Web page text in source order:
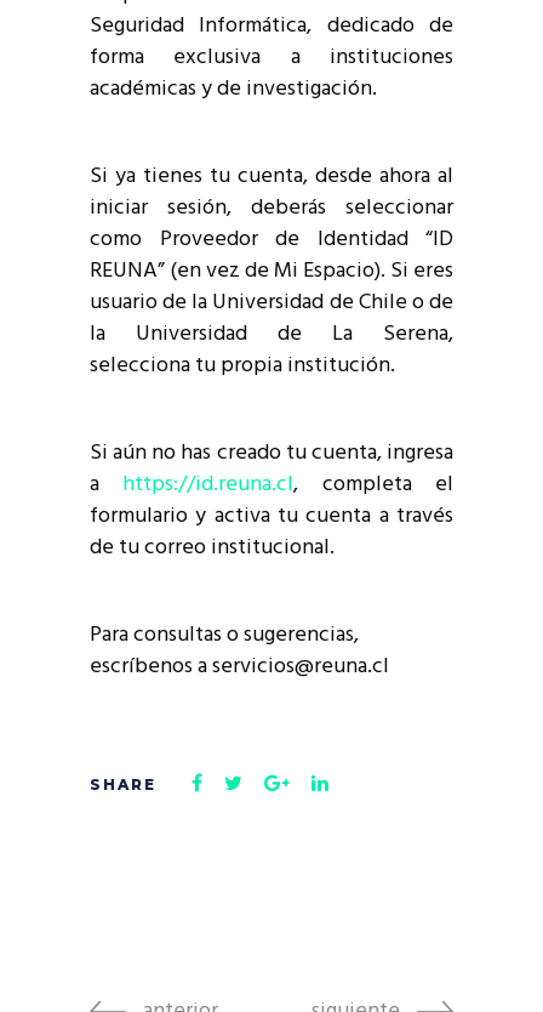
Seguridad Informática, dedicado de
forma exclusiva a instituciones
académicas y de investigación.
Si ya tienes tu cuenta, desde ahora al
iniciar sesión, deberás seleccionar
como Proveedor de Identidad “ID
REUNA” (en vez de Mi Espacio). Si eres
usuario de la Universidad de Chile o de
la Universidad de La Serena,
selecciona tu propia institución.
Si aún no has creado tu cuenta, ingresa
a https://id.reuna.cl, completa el
formulario y activa tu cuenta a través
de tu correo institucional.
Para consultas o sugerencias,
escríbenos a servicios@reuna.cl